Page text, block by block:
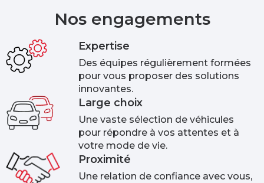
Nos engagements
Expertise
Des équipes régulièrement formées
pour vous proposer des solutions
innovantes.
Large choix
Une vaste sélection de véhicules
pour répondre à vos attentes et à
votre mode de vie.
Proximité
Une relation de confiance avec vous,